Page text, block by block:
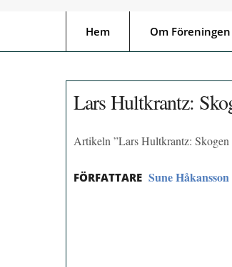
Hem Om Föreningen
Lars Hultkrantz:
Artikeln ”Lars Hultkrantz:
FÖRFATTARE Sune Håkansson